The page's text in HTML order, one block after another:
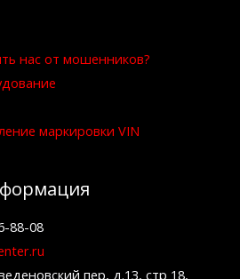
нас от мошенников?
маркировки VIN
88-08
пер, д.13, стр 18,